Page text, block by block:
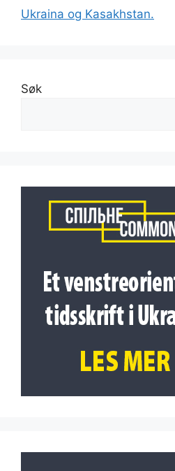
Ukraina og Kasakhstan.
Søk